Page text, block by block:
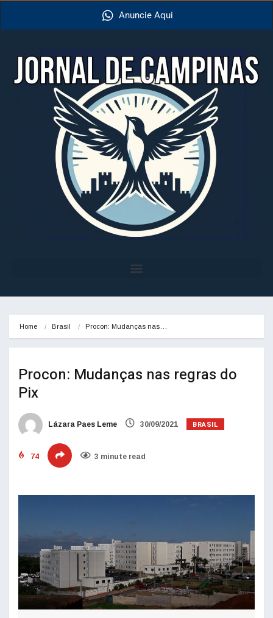
Anuncie Aqui
Home Brasil Procon: Mudanças nas…
Procon: Mudanças nas regras do
Pix
Lázara Paes Leme 30/09/2021 BRASIL
74 3 minute read